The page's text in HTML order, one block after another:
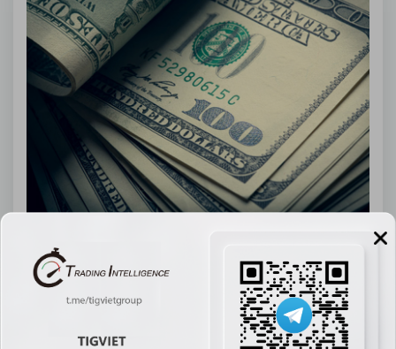
Đồng đô la Mỹ tăng nhẹ vào ngày thứ Ba (11/11) khi thị trường đón
nhận tín hiệu tích cực về tiến trình chấm dứt đợt đóng cửa chính
phủ Mỹ kéo dài nhất trong lịch sử, trong khi bảng Anh suy yếu do
dữ liệu việc làm yếu hơn dự kiến, củng cố khả năng Ngân hàng
Anh (BoE) sẽ cắt giảm lãi suất trong tháng tới. Vào lúc 04:10 ET
(09:10 GMT), chỉ số đồng đô la Mỹ (DXY) – đo sức mạnh của USD
so với rổ sáu đồng tiền chính – tăng 0,1% lên 99,580.